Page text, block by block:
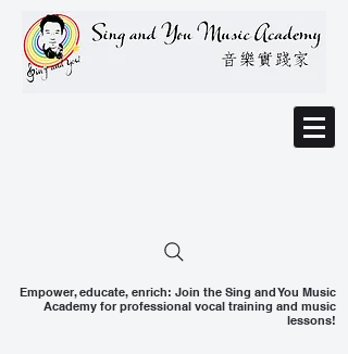
Empower, educate, enrich: Join the Sing and You Music
Academy for professional vocal training and music
lessons!